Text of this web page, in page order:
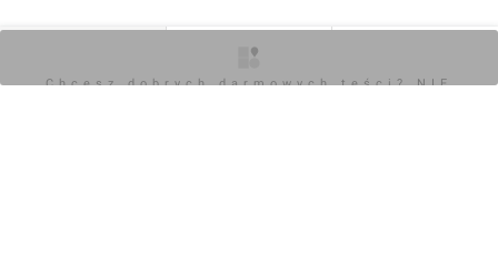
kredytowania na poszczególne etapy. Na razie ma zostać
Chcesz dobrych darmowych teści? NIE